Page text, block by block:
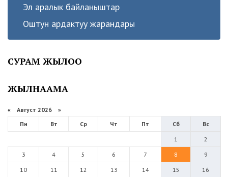
Эл аралык байланыштар
Оштун ардактуу жарандары
СУРАМ ЖЫЛОО
ЖЫЛНААМА
« Август 2026 »
Пн
Вт Ср Чт Пт Сб
Вс
1
2
3
4 5 6 7 8
9
10
11 12 13 14 15
16